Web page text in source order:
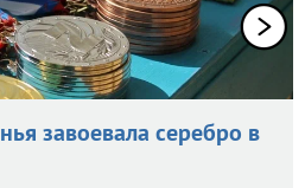
завоевала серебро в